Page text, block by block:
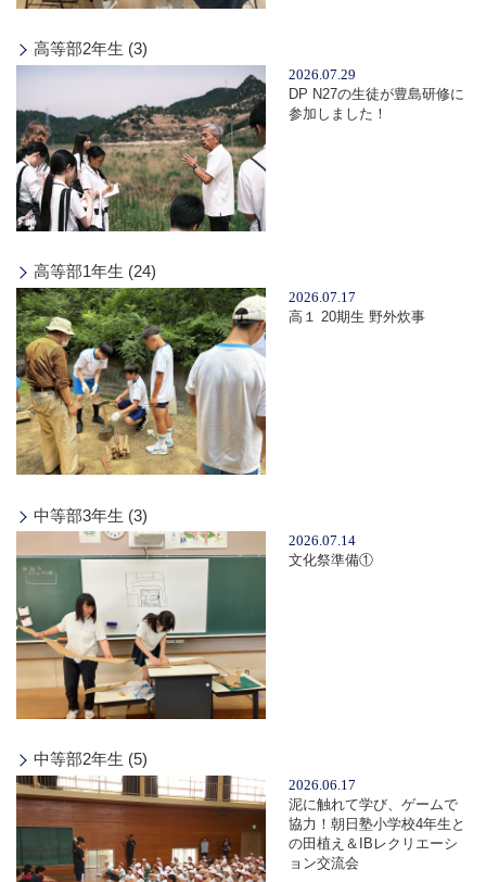
高等部2年生 (3)
2026.07.29
DP N27の生徒が豊島研修に
参加しました！
高等部1年生 (24)
2026.07.17
高１ 20期生 野外炊事
中等部3年生 (3)
2026.07.14
文化祭準備①
中等部2年生 (5)
2026.06.17
泥に触れて学び、ゲームで
協力！朝日塾小学校4年生と
の田植え＆IBレクリエーシ
ョン交流会